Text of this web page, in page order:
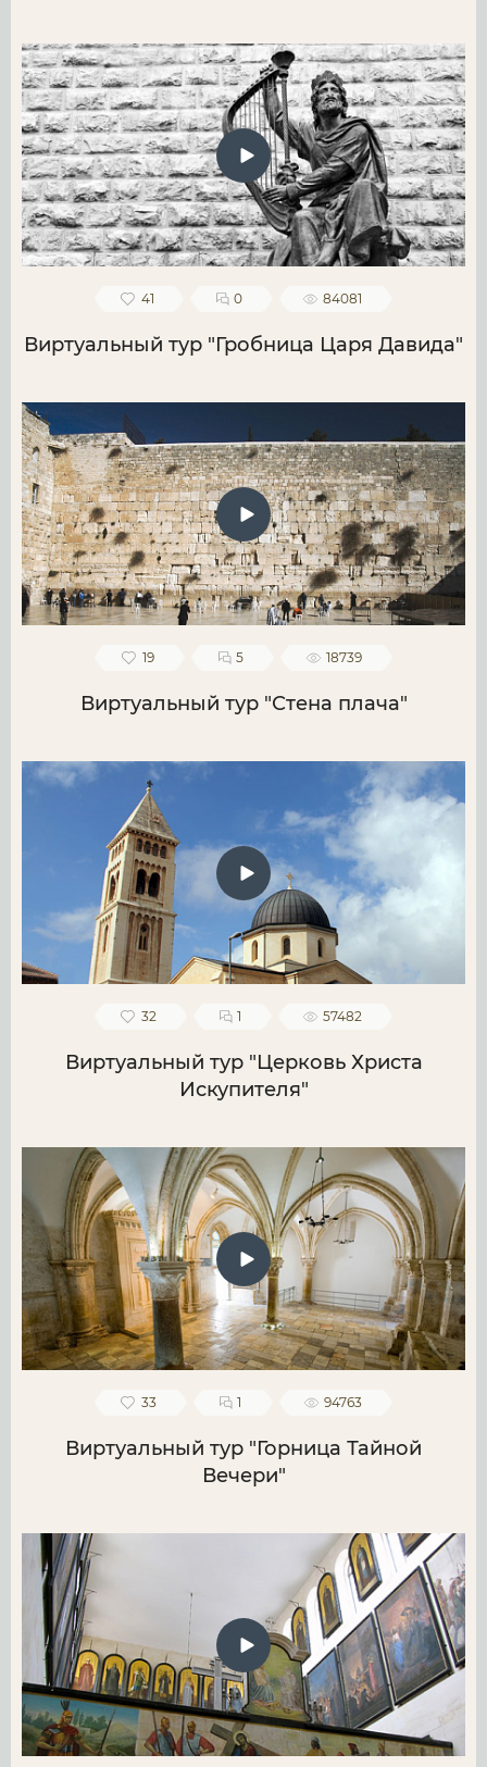
41 0 84081
Виртуальный тур "Гробница Царя Давида"
19 5 18739
Виртуальный тур "Стена плача"
32 1 57482
Виртуальный тур "Церковь Христа
Искупителя"
33 1 94763
Виртуальный тур "Горница Тайной
Вечери"